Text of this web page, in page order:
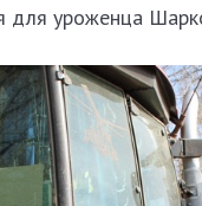
для уроженца